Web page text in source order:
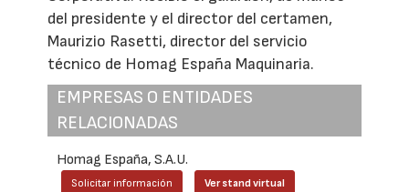
del presidente y el director del certamen,
Maurizio Rasetti, director del servicio
técnico de Homag España Maquinaria.
EMPRESAS O ENTIDADES
RELACIONADAS
Homag España, S.A.U.
Solicitar información Ver stand virtual